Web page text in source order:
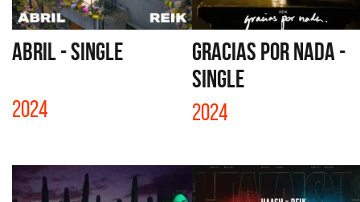
ABRIL - SINGLE
2024
GRACIAS POR NADA -
SINGLE
2024